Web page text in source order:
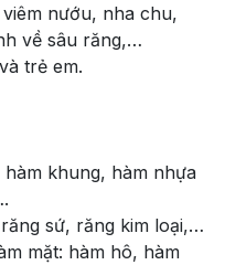
nướu, nha chu,
về sâu răng,…
trẻ em.
khung, hàm nhựa
sứ, răng kim loại,…
mặt: hàm hô, hàm